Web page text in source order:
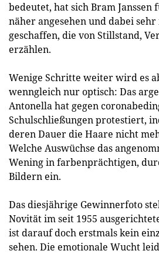
bedeutet, hat sich Bram Janssen
näher angesehen und dabei
geschaffen, die von Stillstand,
erzählen.
Wenige Schritte weiter wird es
wenngleich nur optisch: Das
Antonella hat gegen
Schulschließungen protestiert,
deren Dauer die Haare nicht
Welche Auswüchse das
Wening in farbenprächtigen,
Bildern ein.
Das diesjährige Gewinnerfoto
Novität im seit 1955
ist darauf doch erstmals kein
sehen. Die emotionale Wucht